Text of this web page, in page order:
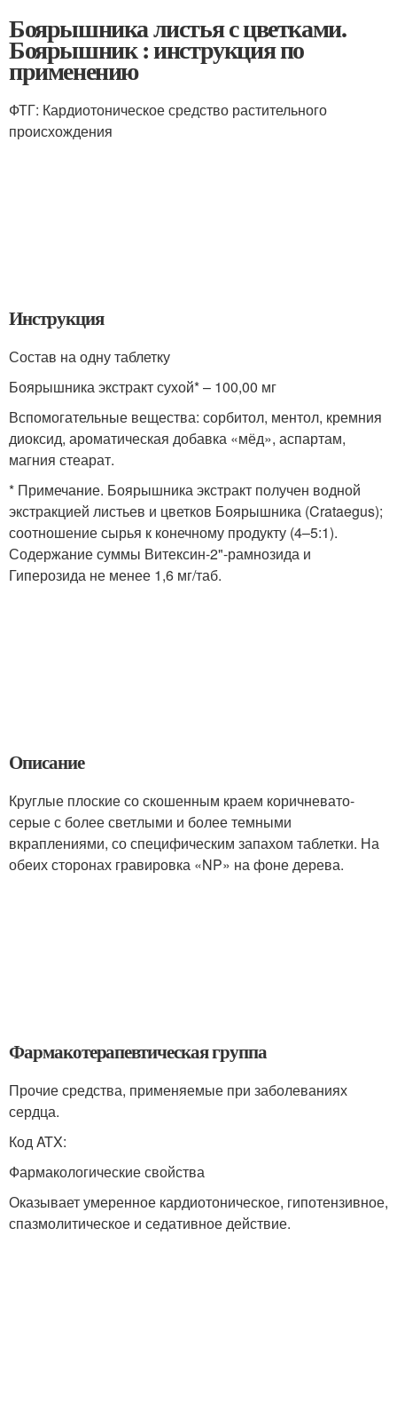
Боярышника листья с цветками.
Боярышник : инструкция по
применению
ФТГ: Кардиотоническое средство растительного
происхождения
Инструкция
Состав на одну таблетку
Боярышника экстракт сухой* – 100,00 мг
Вспомогательные вещества: сорбитол, ментол, кремния
диоксид, ароматическая добавка «мёд», аспартам,
магния стеарат.
* Примечание. Боярышника экстракт получен водной
экстракцией листьев и цветков Боярышника (Crataegus);
соотношение сырья к конечному продукту (4–5:1).
Содержание суммы Витексин-2"-рамнозида и
Гиперозида не менее 1,6 мг/таб.
Описание
Круглые плоские со скошенным краем коричневато-
серые с более светлыми и более темными
вкраплениями, со специфическим запахом таблетки. На
обеих сторонах гравировка «NP» на фоне дерева.
Фармакотерапевтическая группа
Прочие средства, применяемые при заболеваниях
сердца.
Код ATX:
Фармакологические свойства
Оказывает умеренное кардиотоническое, гипотензивное,
спазмолитическое и седативное действие.